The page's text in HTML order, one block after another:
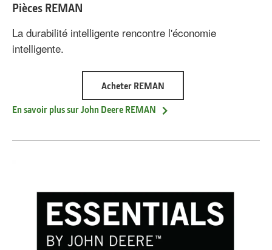
Pièces REMAN
La durabilité intelligente rencontre l'économie
intelligente.
Acheter REMAN
REMAN
En savoir plus sur John Deere REMAN